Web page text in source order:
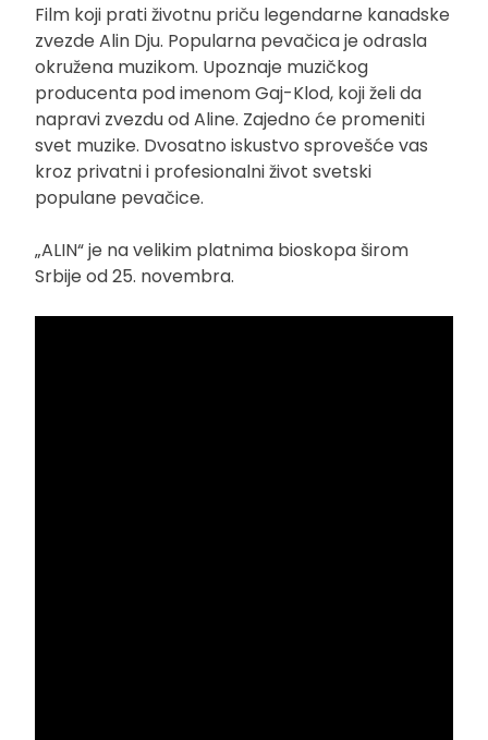
Film koji prati životnu priču legendarne kanadske
zvezde Alin Dju. Popularna pevačica je odrasla
okružena muzikom. Upoznaje muzičkog
producenta pod imenom Gaj-Klod, koji želi da
napravi zvezdu od Aline. Zajedno će promeniti
svet muzike. Dvosatno iskustvo sprovešće vas
kroz privatni i profesionalni život svetski
populane pevačice.
„ALIN“ je na velikim platnima bioskopa širom
Srbije od 25. novembra.